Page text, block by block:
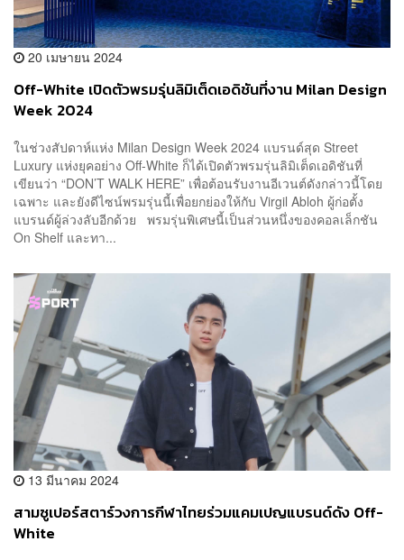
20 เมษายน 2024
Off-White เปิดตัวพรมรุ่นลิมิเต็ดเอดิชันที่งาน Milan Design
Week 2024
ในช่วงสัปดาห์แห่ง Milan Design Week 2024 แบรนด์สุด Street
Luxury แห่งยุคอย่าง Off-White ก็ได้เปิดตัวพรมรุ่นลิมิเต็ดเอดิชันที่
เขียนว่า “DON’T WALK HERE” เพื่อต้อนรับงานอีเวนต์ดังกล่าวนี้โดย
เฉพาะ และยังดีไซน์พรมรุ่นนี้เพื่อยกย่องให้กับ Virgil Abloh ผู้ก่อตั้ง
แบรนด์ผู้ล่วงลับอีกด้วย พรมรุ่นพิเศษนี้เป็นส่วนหนึ่งของคอลเล็กชัน
On Shelf และทา...
13 มีนาคม 2024
สามซูเปอร์สตาร์วงการกีฬาไทยร่วมแคมเปญแบรนด์ดัง Off-
White